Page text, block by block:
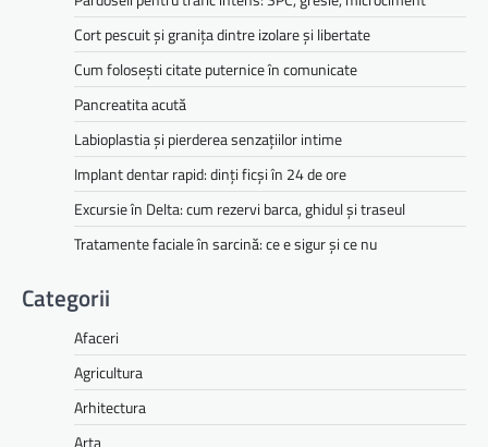
Cort pescuit și granița dintre izolare și libertate
Cum folosești citate puternice în comunicate
Pancreatita acută
Labioplastia și pierderea senzațiilor intime
Implant dentar rapid: dinți ficși în 24 de ore
Excursie în Delta: cum rezervi barca, ghidul și traseul
Tratamente faciale în sarcină: ce e sigur și ce nu
Categorii
Afaceri
Agricultura
Arhitectura
Arta